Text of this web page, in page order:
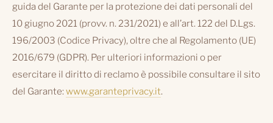
guida del Garante per la protezione dei dati personali del
10 giugno 2021 (provv. n. 231/2021) e all’art. 122 del D.Lgs.
196/2003 (Codice Privacy), oltre che al Regolamento (UE)
2016/679 (GDPR). Per ulteriori informazioni o per
esercitare il diritto di reclamo è possibile consultare il sito
del Garante: www.garanteprivacy.it.